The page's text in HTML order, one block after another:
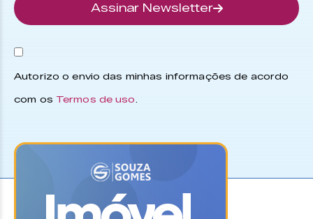
Assinar Newsletter
Autorizo o envio das minhas informações de acordo
com os Termos de uso.